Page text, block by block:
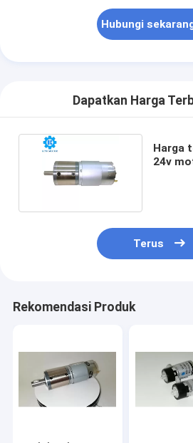
Hubungi
Dapatkan Harga
Harga
24v
Terus
Rekomendasi Produk